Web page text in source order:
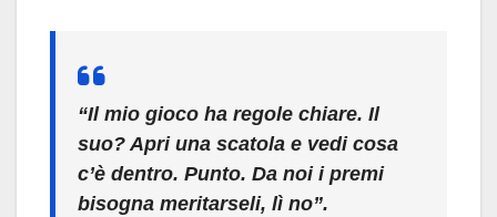
“Il mio gioco ha regole chiare. Il
suo? Apri una scatola e vedi cosa
c’è dentro. Punto. Da noi i premi
bisogna meritarseli, lì no”.